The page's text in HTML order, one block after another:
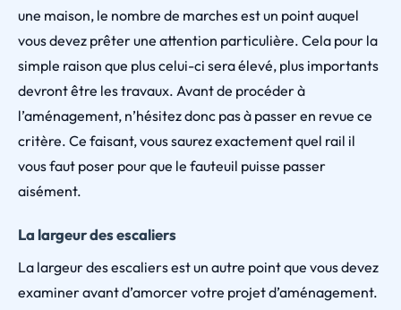
une maison, le nombre de marches est un point auquel
vous devez prêter une attention particulière. Cela pour la
simple raison que plus celui-ci sera élevé, plus importants
devront être les travaux. Avant de procéder à
l’aménagement, n’hésitez donc pas à passer en revue ce
critère. Ce faisant, vous saurez exactement quel rail il
vous faut poser pour que le fauteuil puisse passer
aisément.
La largeur des escaliers
La largeur des escaliers est un autre point que vous devez
examiner avant d’amorcer votre projet d’aménagement.